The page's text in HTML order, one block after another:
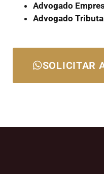
Advogado
Advogado
SOLICITAR